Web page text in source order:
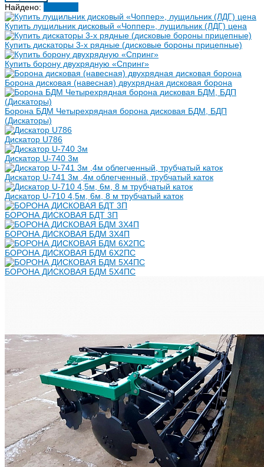
Найдено:
Купить лущильник дисковый «Чоппер», лущильник (ЛДГ) цена
Купить дискаторы 3-х рядные (дисковые бороны прицепные)
Купить борону двухрядную «Спринг»
Борона дисковая (навесная) двухрядная дисковая борона
Борона БДМ Четырехрядная борона дисковая БДМ, БДП
(Дискаторы)
Дискатор U786
Дискатор U-740 3м
Дискатор U-741 3м ,4м облегченный, трубчатый каток
Дискатор U-710 4,5м, 6м, 8 м трубчатый каток
БОРОНА ДИСКОВАЯ БДТ 3П
БОРОНА ДИСКОВАЯ БДМ 3Х4П
БОРОНА ДИСКОВАЯ БДМ 6Х2ПС
БОРОНА ДИСКОВАЯ БДМ 5Х4ПС